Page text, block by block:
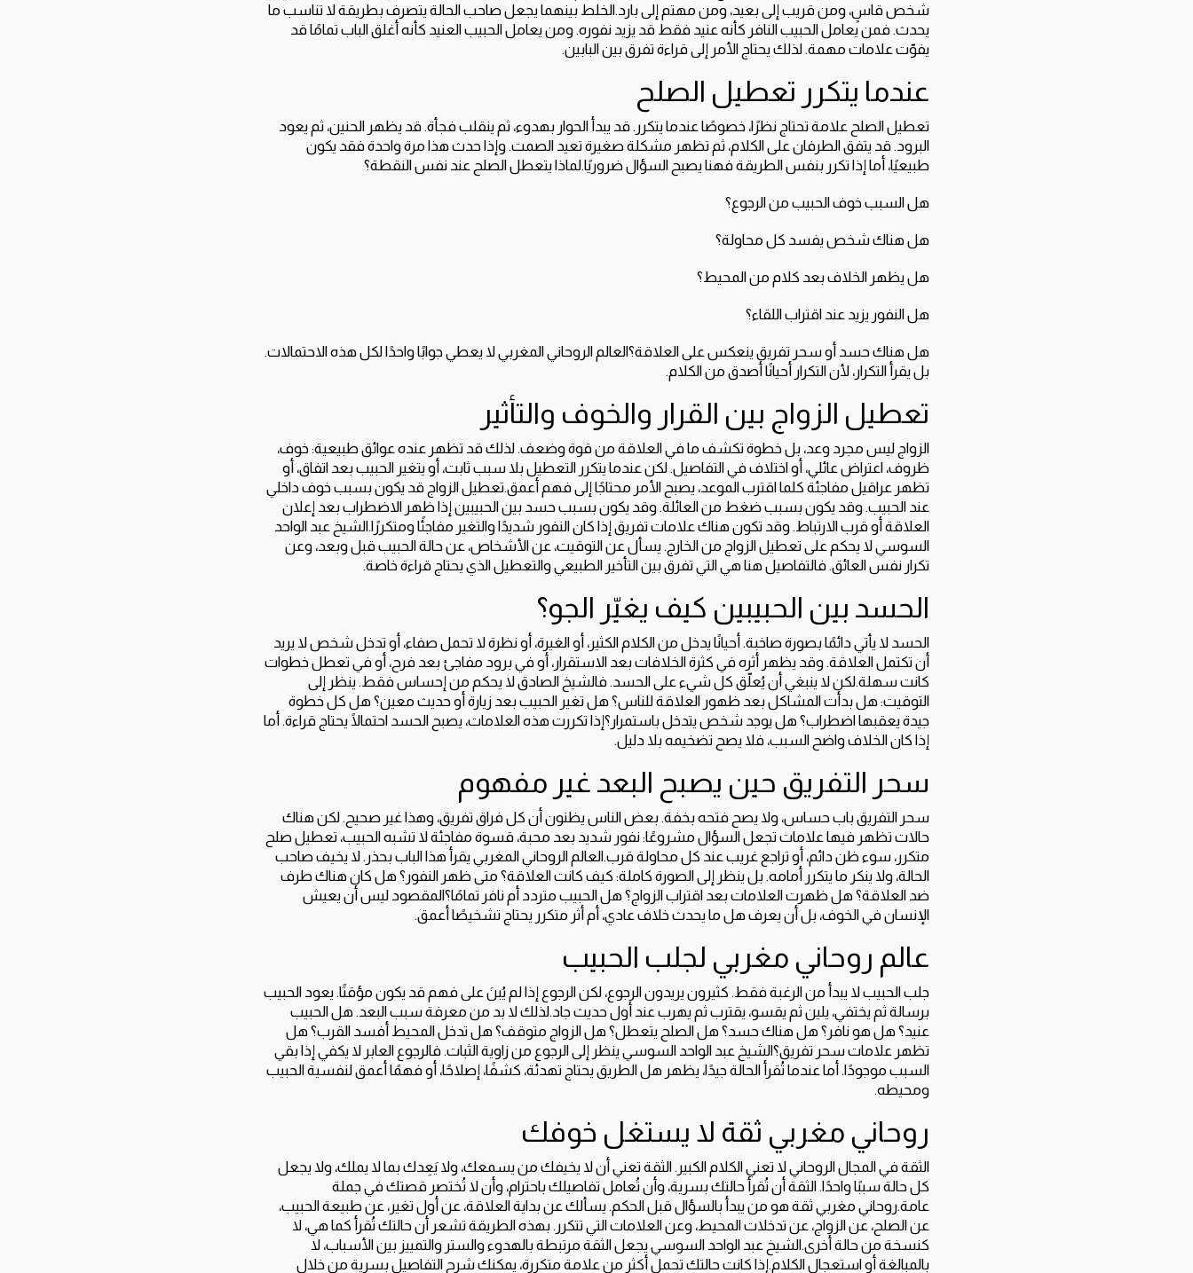
شخص قاسٍ، ومن قريب إلى بعيد، ومن مهتم إلى بارد.الخلط بينهما يجعل صاحب الحالة يتصرف بطريقة لا تناسب ما
يحدث. فمن يعامل الحبيب النافر كأنه عنيد فقط قد يزيد نفوره. ومن يعامل الحبيب العنيد كأنه أغلق الباب تمامًا قد
يفوّت علامات مهمة. لذلك يحتاج الأمر إلى قراءة تفرق بين البابين.
عندما يتكرر تعطيل الصلح
تعطيل الصلح علامة تحتاج نظرًا، خصوصًا عندما يتكرر. قد يبدأ الحوار بهدوء، ثم ينقلب فجأة. قد يظهر الحنين، ثم يعود
البرود. قد يتفق الطرفان على الكلام، ثم تظهر مشكلة صغيرة تعيد الصمت. وإذا حدث هذا مرة واحدة فقد يكون
طبيعيًا، أما إذا تكرر بنفس الطريقة فهنا يصبح السؤال ضروريًا.لماذا يتعطل الصلح عند نفس النقطة؟
هل السبب خوف الحبيب من الرجوع؟
هل هناك شخص يفسد كل محاولة؟
هل يظهر الخلاف بعد كلام من المحيط؟
هل النفور يزيد عند اقتراب اللقاء؟
هل هناك حسد أو سحر تفريق ينعكس على العلاقة؟العالم الروحاني المغربي لا يعطي جوابًا واحدًا لكل هذه الاحتمالات.
بل يقرأ التكرار، لأن التكرار أحيانًا أصدق من الكلام.
تعطيل الزواج بين القرار والخوف والتأثير
الزواج ليس مجرد وعد، بل خطوة تكشف ما في العلاقة من قوة وضعف. لذلك قد تظهر عنده عوائق طبيعية: خوف،
ظروف، اعتراض عائلي، أو اختلاف في التفاصيل. لكن عندما يتكرر التعطيل بلا سبب ثابت، أو يتغير الحبيب بعد اتفاق، أو
تظهر عراقيل مفاجئة كلما اقترب الموعد، يصبح الأمر محتاجًا إلى فهم أعمق.تعطيل الزواج قد يكون بسبب خوف داخلي
عند الحبيب. وقد يكون بسبب ضغط من العائلة. وقد يكون بسبب حسد بين الحبيبين إذا ظهر الاضطراب بعد إعلان
العلاقة أو قرب الارتباط. وقد تكون هناك علامات تفريق إذا كان النفور شديدًا والتغير مفاجئًا ومتكررًا.الشيخ عبد الواحد
السوسي لا يحكم على تعطيل الزواج من الخارج. يسأل عن التوقيت، عن الأشخاص، عن حالة الحبيب قبل وبعد، وعن
تكرار نفس العائق. فالتفاصيل هنا هي التي تفرق بين التأخير الطبيعي والتعطيل الذي يحتاج قراءة خاصة.
الحسد بين الحبيبين كيف يغيّر الجو؟
الحسد لا يأتي دائمًا بصورة صاخبة. أحيانًا يدخل من الكلام الكثير، أو الغيرة، أو نظرة لا تحمل صفاء، أو تدخل شخص لا يريد
أن تكتمل العلاقة. وقد يظهر أثره في كثرة الخلافات بعد الاستقرار، أو في برود مفاجئ بعد فرح، أو في تعطل خطوات
كانت سهلة.لكن لا ينبغي أن يُعلّق كل شيء على الحسد. فالشيخ الصادق لا يحكم من إحساس فقط. ينظر إلى
التوقيت: هل بدأت المشاكل بعد ظهور العلاقة للناس؟ هل تغير الحبيب بعد زيارة أو حديث معين؟ هل كل خطوة
جيدة يعقبها اضطراب؟ هل يوجد شخص يتدخل باستمرار؟إذا تكررت هذه العلامات، يصبح الحسد احتمالًا يحتاج قراءة. أما
إذا كان الخلاف واضح السبب، فلا يصح تضخيمه بلا دليل.
سحر التفريق حين يصبح البعد غير مفهوم
سحر التفريق باب حساس، ولا يصح فتحه بخفة. بعض الناس يظنون أن كل فراق تفريق، وهذا غير صحيح. لكن هناك
حالات تظهر فيها علامات تجعل السؤال مشروعًا: نفور شديد بعد محبة، قسوة مفاجئة لا تشبه الحبيب، تعطيل صلح
متكرر، سوء ظن دائم، أو تراجع غريب عند كل محاولة قرب.العالم الروحاني المغربي يقرأ هذا الباب بحذر. لا يخيف صاحب
الحالة، ولا ينكر ما يتكرر أمامه. بل ينظر إلى الصورة كاملة: كيف كانت العلاقة؟ متى ظهر النفور؟ هل كان هناك طرف
ضد العلاقة؟ هل ظهرت العلامات بعد اقتراب الزواج؟ هل الحبيب متردد أم نافر تمامًا؟المقصود ليس أن يعيش
الإنسان في الخوف، بل أن يعرف هل ما يحدث خلاف عادي، أم أثر متكرر يحتاج تشخيصًا أعمق.
عالم روحاني مغربي لجلب الحبيب
جلب الحبيب لا يبدأ من الرغبة فقط. كثيرون يريدون الرجوع، لكن الرجوع إذا لم يُبنَ على فهم قد يكون مؤقتًا. يعود الحبيب
برسالة ثم يختفي، يلين ثم يقسو، يقترب ثم يهرب عند أول حديث جاد.لذلك لا بد من معرفة سبب البعد. هل الحبيب
عنيد؟ هل هو نافر؟ هل هناك حسد؟ هل الصلح يتعطل؟ هل الزواج متوقف؟ هل تدخل المحيط أفسد القرب؟ هل
تظهر علامات سحر تفريق؟الشيخ عبد الواحد السوسي ينظر إلى الرجوع من زاوية الثبات. فالرجوع العابر لا يكفي إذا بقي
السبب موجودًا. أما عندما تُقرأ الحالة جيدًا، يظهر هل الطريق يحتاج تهدئة، كشفًا، إصلاحًا، أو فهمًا أعمق لنفسية الحبيب
ومحيطه.
روحاني مغربي ثقة لا يستغل خوفك
الثقة في المجال الروحاني لا تعني الكلام الكبير. الثقة تعني أن لا يخيفك من يسمعك، ولا يَعِدك بما لا يملك، ولا يجعل
كل حالة سببًا واحدًا. الثقة أن تُقرأ حالتك بسرية، وأن تُعامل تفاصيلك باحترام، وأن لا تُختصر قصتك في جملة
عامة.روحاني مغربي ثقة هو من يبدأ بالسؤال قبل الحكم. يسألك عن بداية العلاقة، عن أول تغير، عن طبيعة الحبيب،
عن الصلح، عن الزواج، عن تدخلات المحيط، وعن العلامات التي تتكرر. بهذه الطريقة تشعر أن حالتك تُقرأ كما هي، لا
كنسخة من حالة أخرى.الشيخ عبد الواحد السوسي يجعل الثقة مرتبطة بالهدوء والستر والتمييز بين الأسباب، لا
بالمبالغة أو استعجال الكلام.إذا كانت حالتك تحمل أكثر من علامة متكررة، يمكنك شرح التفاصيل بسرية من خلال